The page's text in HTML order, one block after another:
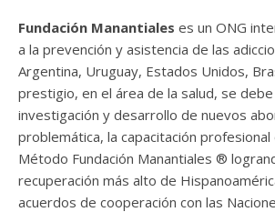
Fundación Manantiales es un ONG
a la prevención y asistencia de las
Argentina, Uruguay, Estados Unidos,
prestigio, en el área de la salud, se
investigación y desarrollo de nuevos
problemática, la capacitación
Método Fundación Manantiales ®
recuperación más alto de
acuerdos de cooperación con las